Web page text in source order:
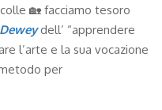
🏡 facciamo tesoro
Deweydell’ “apprendere
l’arte e la sua vocazione
per